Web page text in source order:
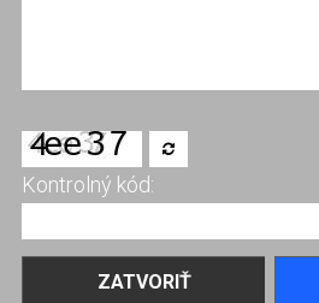
Kontrolný kód: